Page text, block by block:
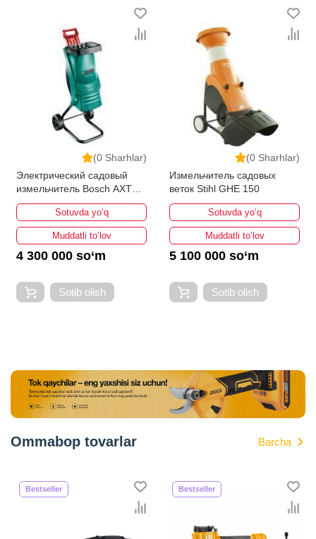
(0 Sharhlar)
Электрический садовый
измельчитель Bosch AXT
Rapid 2000
Sotuvda yo‘q
Muddatli to‘lov
4 300 000 so‘m
Sotib olish
(0 Sharhlar)
Измельчитель садовых
веток Stihl GHE 150
Sotuvda yo‘q
Muddatli to‘lov
5 100 000 so‘m
Sotib olish
Ommabop tovarlar Barcha
Bestseller Bestseller